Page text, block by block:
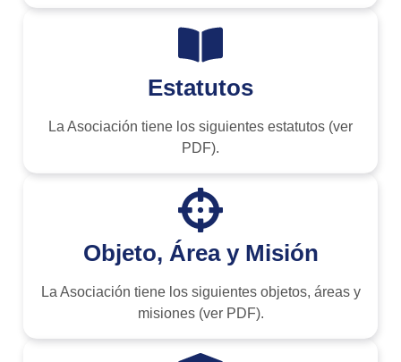
Estatutos
La Asociación tiene los siguientes estatutos (ver
PDF).
Objeto, Área y Misión
La Asociación tiene los siguientes objetos, áreas y
misiones (ver PDF).